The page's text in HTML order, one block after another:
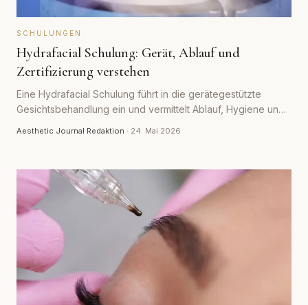
SCHULUNGEN
Hydrafacial Schulung: Gerät, Ablauf und
Zertifizierung verstehen
Eine Hydrafacial Schulung führt in die gerätegestützte
Gesichtsbehandlung ein und vermittelt Ablauf, Hygiene und
Aesthetic Journal Redaktion · 24. Mai 2026